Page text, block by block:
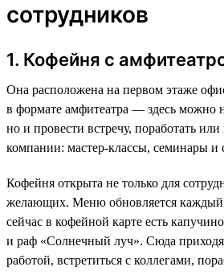
сотрудников
1. Кофейня с
Она расположена на первом этаже
в формате амфитеатра — здесь можно
но и провести встречу, поработать
компании: мастер-классы, семинары и
Кофейня открыта не только для
желающих. Меню обновляется каждый
сейчас в кофейной карте есть
и раф «Солнечный луч». Сюда
работой, встретиться с коллегами,